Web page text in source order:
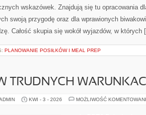
wskazówek. Znajdują się tu opracowania
swoją przygodę oraz dla wprawionych
Całość skupia się wokół wyjazdów, w
PLANOWANIE POSIŁKÓW I MEAL PREP
TRUDNYCH
KWI - 3 - 2026 MOŻLIWOŚĆ